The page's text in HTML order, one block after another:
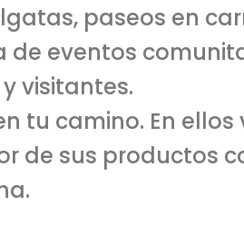
paseos en
de eventos
visitantes.
tu camino. En
de sus productos